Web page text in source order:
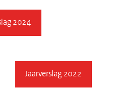
2024
Jaarverslag 2022